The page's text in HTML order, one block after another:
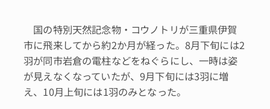
国の特別天然記念物・コウノトリが三重県伊賀
市に飛来してから約2か月が経った。8月下旬には2
羽が同市岩倉の電柱などをねぐらにし、一時は姿
が見えなくなっていたが、9月下旬には3羽に増
え、10月上旬には1羽のみとなった。